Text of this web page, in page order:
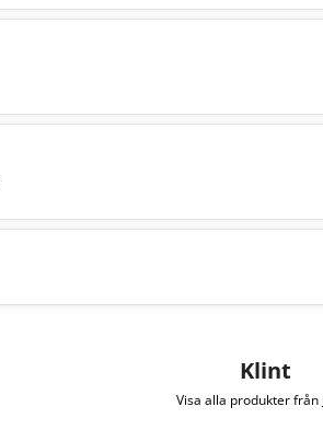
Klint
Visa alla produkter från